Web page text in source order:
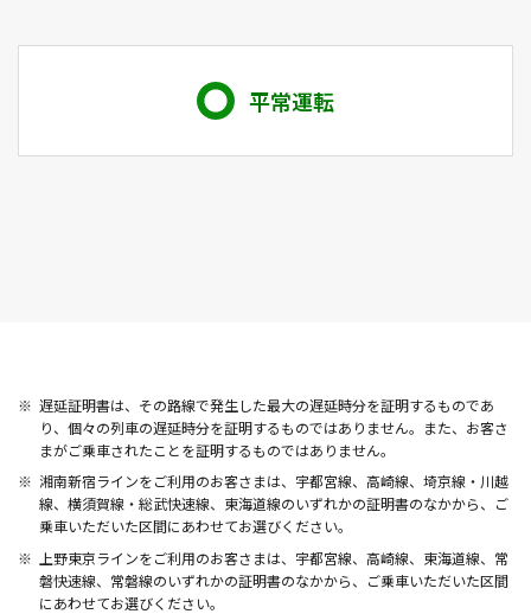
平常運転
遅延証明書は、その路線で発生した最大の遅延時分を証明するものであ
り、個々の列車の遅延時分を証明するものではありません。また、お客さ
まがご乗車されたことを証明するものではありません。
湘南新宿ラインをご利用のお客さまは、宇都宮線、高崎線、埼京線・川越
線、横須賀線・総武快速線、東海道線のいずれかの証明書のなかから、ご
乗車いただいた区間にあわせてお選びください。
上野東京ラインをご利用のお客さまは、宇都宮線、高崎線、東海道線、常
磐快速線、常磐線のいずれかの証明書のなかから、ご乗車いただいた区間
にあわせてお選びください。